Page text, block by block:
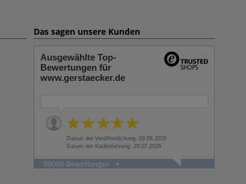
Das sagen unsere Kunden
Ausgewählte Top-
Bewertungen für
www.gerstaecker.de
Datum der Veröffentlichung: 09.08.2026
Datum der Kauferfahrung: 20.07.2026
98006 Bewertungen